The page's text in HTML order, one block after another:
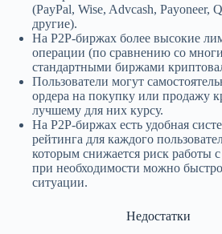
(PayPal, Wise, Advcash, Payoneer,
другие).
На P2P-биржах более высокие
операции (по сравнению со
стандартными биржами
Пользователи могут
ордера на покупку или продажу
лучшему для них курсу.
На P2P-биржах есть удобная
рейтинга для каждого
которым снижается риск работы
при необходимости можно
ситуации.
Недостатки